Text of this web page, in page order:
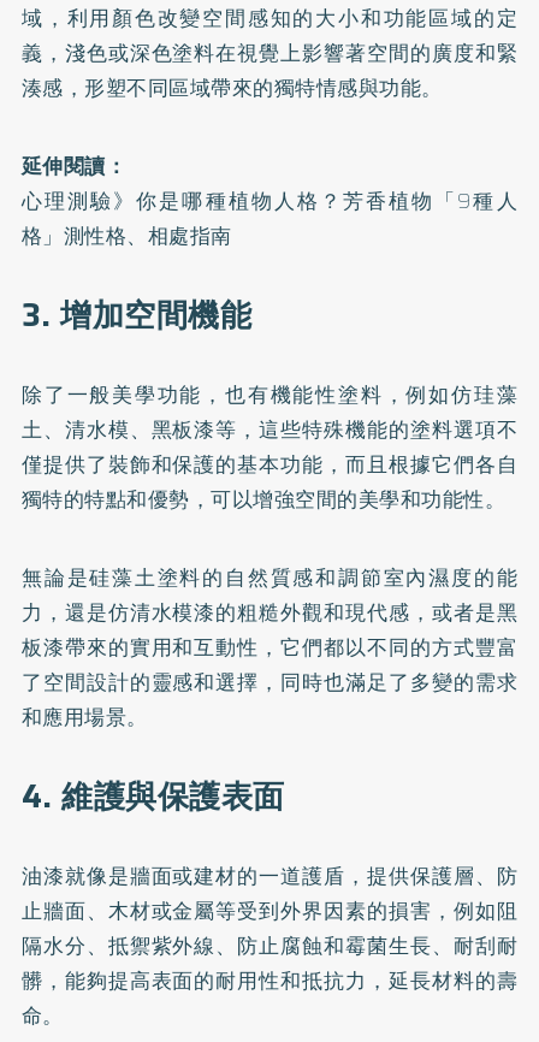
域，利用顏色改變空間感知的大小和功能區域的定
義，淺色或深色塗料在視覺上影響著空間的廣度和緊
湊感，形塑不同區域帶來的獨特情感與功能。
延伸閱讀：
心理測驗》你是哪種植物人格？芳香植物「9種人
格」測性格、相處指南
3. 增加空間機能
除了一般美學功能，也有機能性塗料，例如仿珪藻
土、清水模、黑板漆等，這些特殊機能的塗料選項不
僅提供了裝飾和保護的基本功能，而且根據它們各自
獨特的特點和優勢，可以增強空間的美學和功能性。
無論是硅藻土塗料的自然質感和調節室內濕度的能
力，還是仿清水模漆的粗糙外觀和現代感，或者是黑
板漆帶來的實用和互動性，它們都以不同的方式豐富
了空間設計的靈感和選擇，同時也滿足了多變的需求
和應用場景。
4. 維護與保護表面
油漆就像是牆面或建材的一道護盾，提供保護層、防
止牆面、木材或金屬等受到外界因素的損害，例如阻
隔水分、抵禦紫外線、防止腐蝕和霉菌生長、耐刮耐
髒，能夠提高表面的耐用性和抵抗力，延長材料的壽
命。